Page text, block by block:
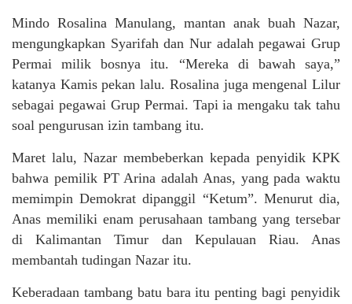
Mindo Rosalina Manulang, mantan anak buah Nazar,
mengungkapkan Syarifah dan Nur adalah pegawai Grup
Permai milik bosnya itu. “Mereka di bawah saya,”
katanya Kamis pekan lalu. Rosalina juga mengenal Lilur
sebagai pegawai Grup Permai. Tapi ia mengaku tak tahu
soal pengurusan izin tambang itu.
Maret lalu, Nazar membeberkan kepada penyidik KPK
bahwa pemilik PT Arina adalah Anas, yang pada waktu
memimpin Demokrat dipanggil “Ketum”. Menurut dia,
Anas memiliki enam perusahaan tambang yang tersebar
di Kalimantan Timur dan Kepulauan Riau. Anas
membantah tudingan Nazar itu.
Keberadaan tambang batu bara itu penting bagi penyidik